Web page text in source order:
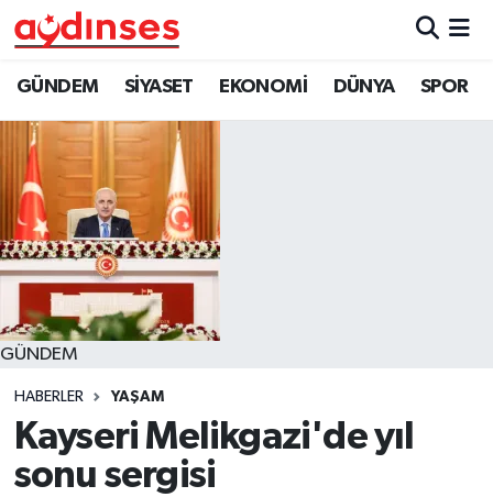
GÜNDEM SİYASET EKONOMİ DÜNYA SPOR
GÜNDEM
HABERLER YAŞAM
Kayseri Melikgazi'de yıl
sonu sergisi
GÜNDEM
SİYASET
EKONOMİ
DÜNYA
SPOR
MAGAZİN
Nöbetçi Eczaneler
Hava Durumu
Aydin Namaz Vakitleri
Trafik Durumu
Süper Lig Puan Durumu ve Fikstür
Tüm Manşetler
Son Dakika Haberleri
Haber Arşivi